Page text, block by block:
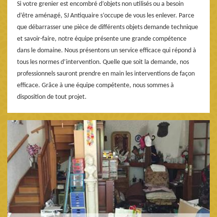
Si votre grenier est encombré d’objets non utilisés ou a besoin
d’être aménagé, SJ Antiquaire s’occupe de vous les enlever. Parce
que débarrasser une pièce de différents objets demande technique
et savoir-faire, notre équipe présente une grande compétence
dans le domaine. Nous présentons un service efficace qui répond à
tous les normes d’intervention. Quelle que soit la demande, nos
professionnels sauront prendre en main les interventions de façon
efficace. Grâce à une équipe compétente, nous sommes à
disposition de tout projet.